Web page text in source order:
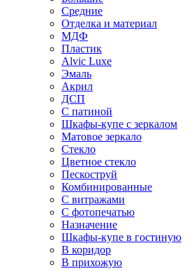
Средние
Отделка и материал
МДФ
Пластик
Alvic Luxe
Эмаль
Акрил
ДСП
С патиной
Шкафы-купе с зеркалом
Матовое зеркало
Стекло
Цветное стекло
Пескоструй
Комбинированные
С витражами
С фотопечатью
Назначение
Шкафы-купе в гостиную
В коридор
В прихожую